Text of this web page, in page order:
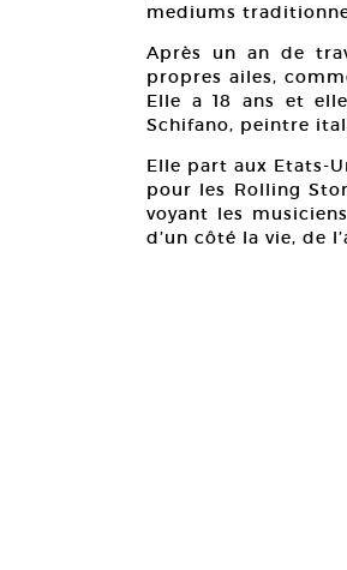
mediums
Après un an de
propres ailes,
Elle a 18 ans et
Schifano, peintre
Elle part aux Etats-
pour les Rolling
voyant les
d’un côté la vie, de